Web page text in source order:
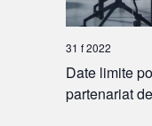
Date limite
partenariat
31 f 2022